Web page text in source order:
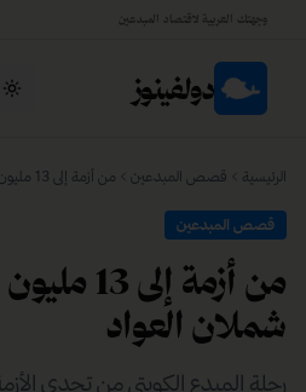
وجهتك العربية لاقتصاد المبدعين
دولفينوز